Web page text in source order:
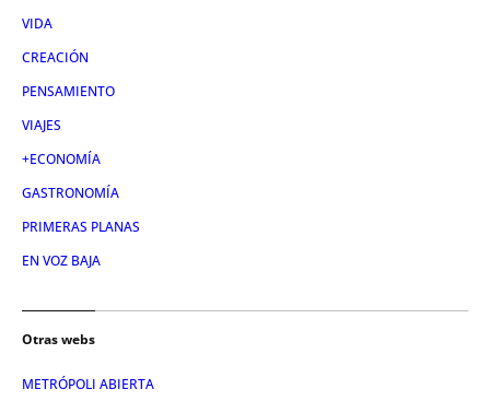
VIDA
CREACIÓN
PENSAMIENTO
VIAJES
+ECONOMÍA
GASTRONOMÍA
PRIMERAS PLANAS
EN VOZ BAJA
Otras webs
METRÓPOLI ABIERTA